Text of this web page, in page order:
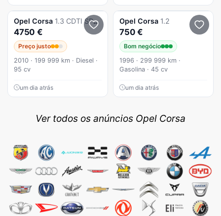
Opel Corsa 1.3 CDTI SPORT - 5 LUGARES - A/C - OPORTUNIDADe
4750 €
Preço justo
2010 · 199 999 km · Diesel ·
95 cv
um dia atrás
Opel Corsa 1.2
750 €
Bom negócio
1996 · 299 999 km ·
Gasolina · 45 cv
um dia atrás
Ver todos os anúncios Opel Corsa